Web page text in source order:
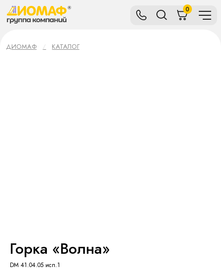
0
ДИОМАФ КАТАЛОГ
Горка «Волна»
DM 41.04.05 исп.1